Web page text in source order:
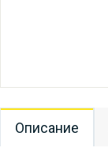
Описание